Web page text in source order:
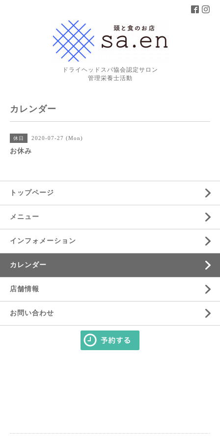
ドライヘッドスパ協会認定サロン
管理栄養士活動
カレンダー
休日 2020-07-27 (Mon)
お休み
トップページ
メニュー
インフォメーション
カレンダー
店舗情報
お問い合わせ